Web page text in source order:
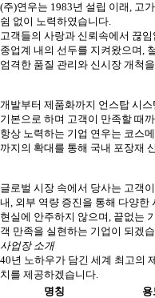
(주)연우는 1983년 설립 이래, 고
쉼 없이 노력하였습니다.
고객들의 사랑과 신뢰속에서 끊
종업계 내의 선두를 지켜왔으며,
엄격한 품질 관리와 신시장 개척
개발부터 제품화까지 언스탑 시
기본으로 하며 고객이 만족할 때
항상 노력하는 기업 연우는 코스
까지의 확대를 통해 국내 포장재
글로벌 시장 속에서 당사는 고객
내, 외부 역량 증진을 통해 다양
현실에 안주하지 않으며, 끝없는
객 만족을 실현하는 기업이 되겠
사업장 소개
40년 노하우가 담긴 세계 최고의
치를 제공하겠습니다.
명칭
용